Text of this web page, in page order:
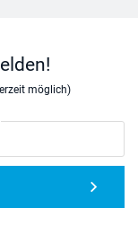
möglich)